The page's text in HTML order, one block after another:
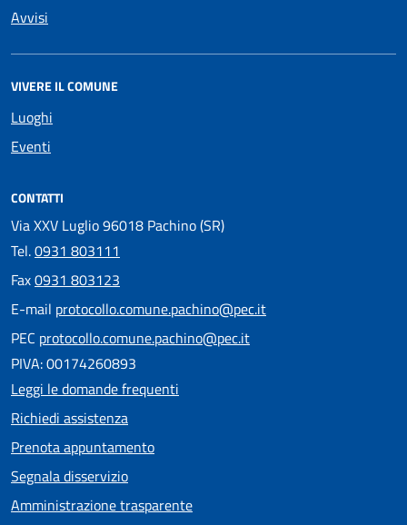
Avvisi
VIVERE IL COMUNE
Luoghi
Eventi
CONTATTI
Via XXV Luglio 96018 Pachino (SR)
Tel.0931 803111
Fax0931 803123
E-mail protocollo.comune.pachino@pec.it
PEC protocollo.comune.pachino@pec.it
PIVA: 00174260893
Leggi le domande frequenti
Richiedi assistenza
Prenota appuntamento
Segnala disservizio
Amministrazione trasparente